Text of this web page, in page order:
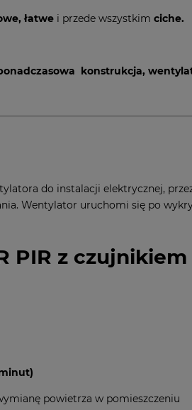
łatwe i przede wszystkim ciche.
konstrukcja,
do instalacji elektrycznej,
Wentylator uruchomi się po
PIR z
powietrza w pomieszczeniu